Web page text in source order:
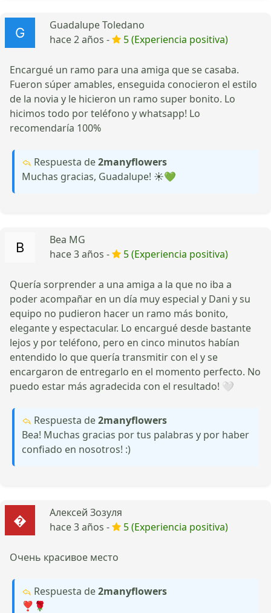
Guadalupe Toledano
hace 2 años -
5 (Experiencia positiva)
Encargué un ramo para una amiga que se casaba.
Fueron súper amables, enseguida conocieron el estilo
de la novia y le hicieron un ramo super bonito. Lo
hicimos todo por teléfono y whatsapp! Lo
recomendaría 100%
Respuesta de2manyflowers
Muchas gracias, Guadalupe! ☀️💚
Bea MG
hace 3 años -
5 (Experiencia positiva)
Quería sorprender a una amiga a la que no iba a
poder acompañar en un día muy especial y Dani y su
equipo no pudieron hacer un ramo más bonito,
elegante y espectacular. Lo encargué desde bastante
lejos y por teléfono, pero en cinco minutos habían
entendido lo que quería transmitir con el y se
encargaron de entregarlo en el momento perfecto. No
puedo estar más agradecida con el resultado! 🤍
Respuesta de2manyflowers
Bea! Muchas gracias por tus palabras y por haber
confiado en nosotros! :)
Алексей Зозуля
hace 3 años -
5 (Experiencia positiva)
Очень красивое место
Respuesta de2manyflowers
❣️🌹